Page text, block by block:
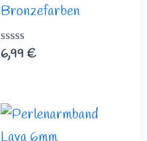
Bronzefarben
Bewertet
mit
6,99 €